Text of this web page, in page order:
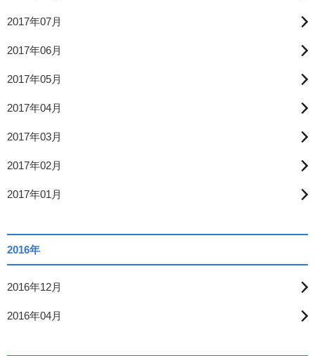
2017年07月
2017年06月
2017年05月
2017年04月
2017年03月
2017年02月
2017年01月
2016年
2016年12月
2016年04月